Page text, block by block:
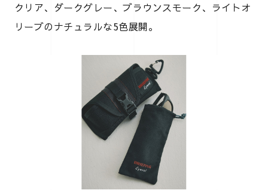
クリア、ダークグレー、ブラウンスモーク、ライトオ
リーブのナチュラルな5色展開。